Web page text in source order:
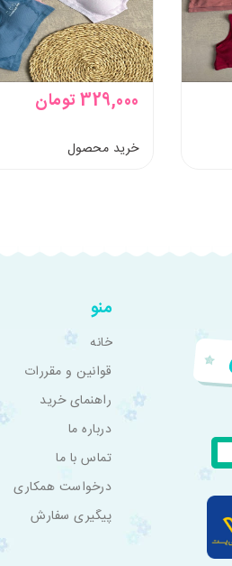
329,000 تومان
خرید محصول
منو
خانه
قوانین و مقررات
راهنمای خرید
درباره ما
تماس با ما
درخواست همکاری
پیگیری سفارش